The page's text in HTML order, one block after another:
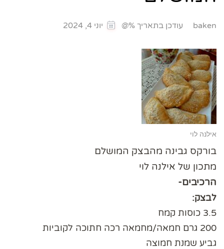
baken עודכן בתאריך %@ יוני 4, 2024
אילנה לוי
בורקס גבינה מהבצק המושלם
מתכון של אילנה לוי
הרכיבים-
לבצק:
3.5 כוסות קמח
200 גרם חמאה/מחמאה רכה חתוכה לקוביות
גביע שמנת חמוצה